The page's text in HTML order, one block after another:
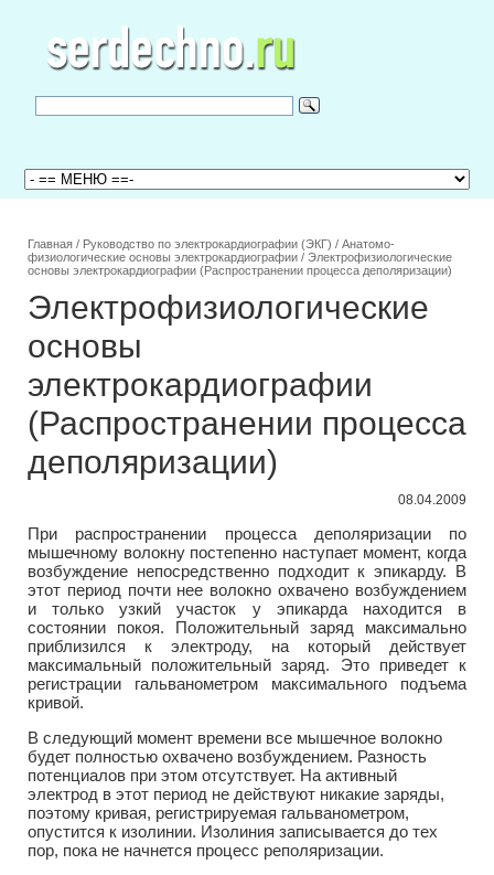
Главная / Руководство по электрокардиографии (ЭКГ) / Анатомо-
физиологические основы электрокардиографии / Электрофизиологические
основы электрокардиографии (Распространении процесса деполяризации)
Электрофизиологические
основы
электрокардиографии
(Распространении процесса
деполяризации)
08.04.2009
При распространении процесса деполяризации по
мышечному волокну постепенно наступает момент, когда
возбуждение непосредственно подходит к эпикарду. В
этот период почти нее волокно охвачено возбуждением
и только узкий участок у эпикарда находится в
состоянии покоя. Положительный заряд максимально
приблизился к электроду, на который действует
максимальный положительный заряд. Это приведет к
регистрации гальванометром максимального подъема
кривой.
В следующий момент времени все мышечное волокно
будет полностью охвачено возбуждением. Разность
потенциалов при этом отсутствует. На активный
электрод в этот период не действуют никакие заряды,
поэтому кривая, регистрируемая гальванометром,
опустится к изолинии. Изолиния записывается до тех
пор, пока не начнется процесс реполяризации.